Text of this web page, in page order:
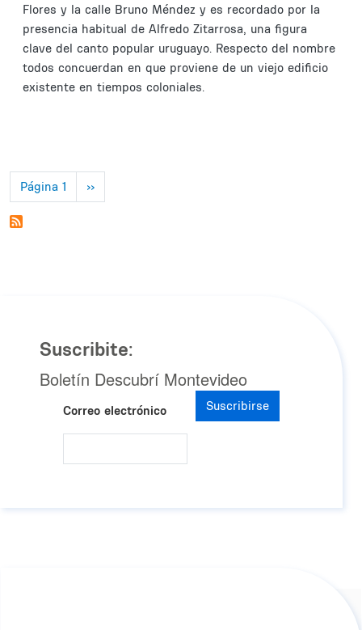
Flores y la calle Bruno Méndez y es recordado por la
presencia habitual de Alfredo Zitarrosa, una figura
clave del canto popular uruguayo. Respecto del nombre
todos concuerdan en que proviene de un viejo edificio
existente en tiempos coloniales.
Paginación
Página 1 Siguiente página
››
Suscribite:
Boletín Descubrí Montevideo
Correo electrónico Suscribirse